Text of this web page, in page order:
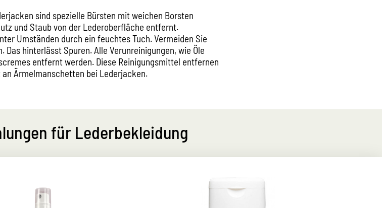
sind spezielle Bürsten mit weichen Borsten
und Staub von der Lederoberfläche entfernt.
Umständen durch ein feuchtes Tuch. Vermeiden Sie
Das hinterlässt Spuren. Alle Verunreinigungen, wie Öle
entfernt werden. Diese Reinigungsmittel entfernen
Ärmelmanschetten bei Lederjacken.
für Lederbekleidung